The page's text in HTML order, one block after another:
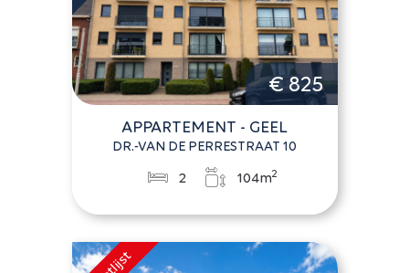
€ 825
APPARTEMENT - GEEL
DR.-VAN DE PERRESTRAAT 10
2 104m2